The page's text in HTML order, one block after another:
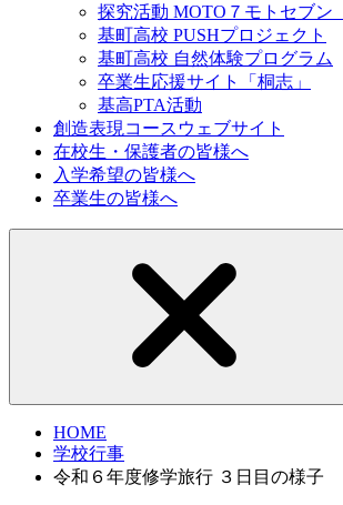
探究活動 MOTO７モトセブン
基町高校 PUSHプロジェクト
基町高校 自然体験プログラム
卒業生応援サイト「桐志」
基高PTA活動
創造表現コースウェブサイト
在校生・保護者の皆様へ
入学希望の皆様へ
卒業生の皆様へ
HOME
学校行事
令和６年度修学旅行 ３日目の様子